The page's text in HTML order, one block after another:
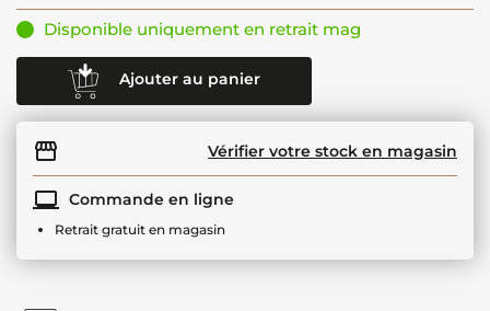
Disponible uniquement en retrait mag
Ajouter au panier
Vérifier votre stock en magasin
Commande en ligne
Retrait gratuit en magasin